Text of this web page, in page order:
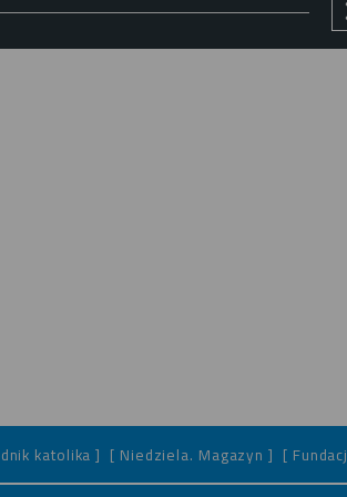
katolika ] [ Niedziela. Magazyn ] [